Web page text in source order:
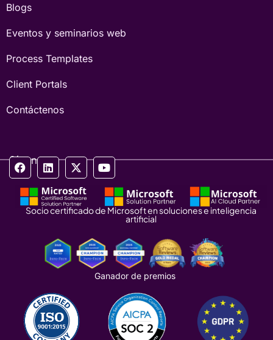
Blogs
Eventos y seminarios web
Process Templates
Client Portals
Contáctenos
Síganos
Socio certificado de Microsoft en soluciones e inteligencia
artificial
Ganador de premios